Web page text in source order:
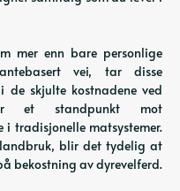
mer enn bare personlige
vei, tar disse
de skjulte kostnadene ved
et standpunkt mot
tradisjonelle matsystemer.
blir det tydelig at
bekostning av dyrevelferd.